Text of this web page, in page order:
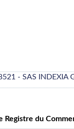
- SAS INDEXIA
du